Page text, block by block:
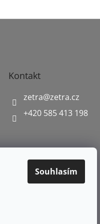
Souhlasím
Kontakt
zetra@zetra.cz
+420 585 413 198